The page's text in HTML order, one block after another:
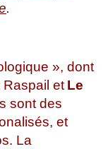
.
», dont
et Le
sont des
et
La